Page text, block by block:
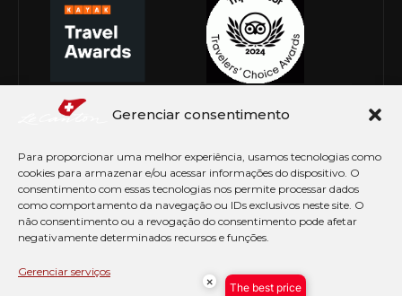
Gerenciar consentimento
Para proporcionar uma melhor experiência, usamos tecnologias como
cookies para armazenar e/ou acessar informações do dispositivo. O
consentimento com essas tecnologias nos permite processar dados
como comportamento da navegação ou IDs exclusivos neste site. O
não consentimento ou a revogação do consentimento pode afetar
negativamente determinados recursos e funções.
Gerenciar serviços
© Copyright 2026 Le Canton. Todos os direitos
× The best price